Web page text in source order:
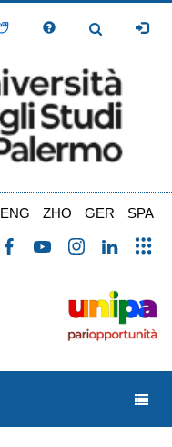
Toggle
ENG ZHO GER SPA